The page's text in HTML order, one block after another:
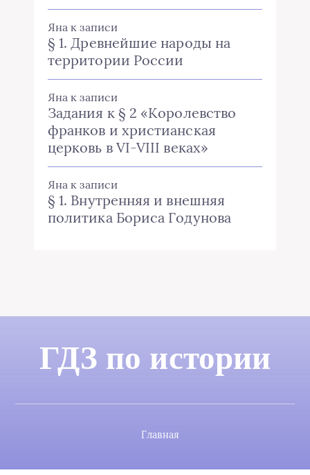
Яна к записи
§ 1. Древнейшие народы на
территории России
Яна к записи
Задания к § 2 «Королевство
франков и христианская
церковь в VI-VIII веках»
Яна к записи
§ 1. Внутренняя и внешняя
политика Бориса Годунова
ГДЗ по истории
Главная